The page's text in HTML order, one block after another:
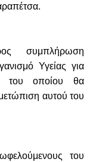
συμπλήρωση
Υγείας για
του οποίου θα
αυτού του
του